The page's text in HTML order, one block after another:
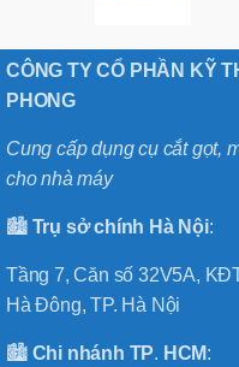
CÔNG TY CỔ PHẦN KỸ
PHONG
Cung cấp dụng cụ cắt gọt,
cho nhà máy
🏙️ Trụ sở chính Hà Nội:
Tầng 7, Căn số 32V5A,
Hà Đông, TP. Hà Nội
🏙️ Chi nhánh TP. HCM: